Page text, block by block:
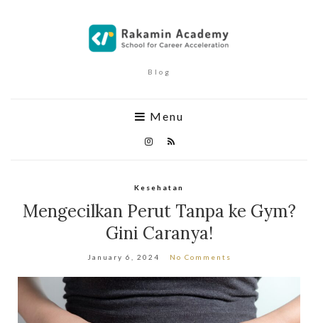
Blog
Menu
Kesehatan
Mengecilkan Perut Tanpa ke Gym?
Gini Caranya!
January 6, 2024 No Comments